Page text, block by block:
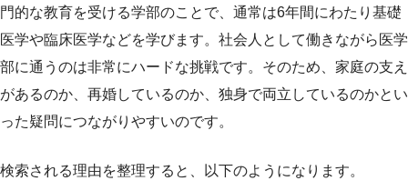
門的な教育を受ける学部のことで、通常は6年間にわたり基礎
医学や臨床医学などを学びます。社会人として働きながら医学
部に通うのは非常にハードな挑戦です。そのため、家庭の支え
があるのか、再婚しているのか、独身で両立しているのかとい
った疑問につながりやすいのです。
検索される理由を整理すると、以下のようになります。